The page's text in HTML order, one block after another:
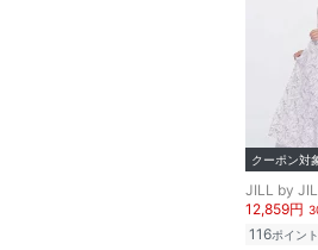
クーポン対
JILL by
12,859円
116ポイント